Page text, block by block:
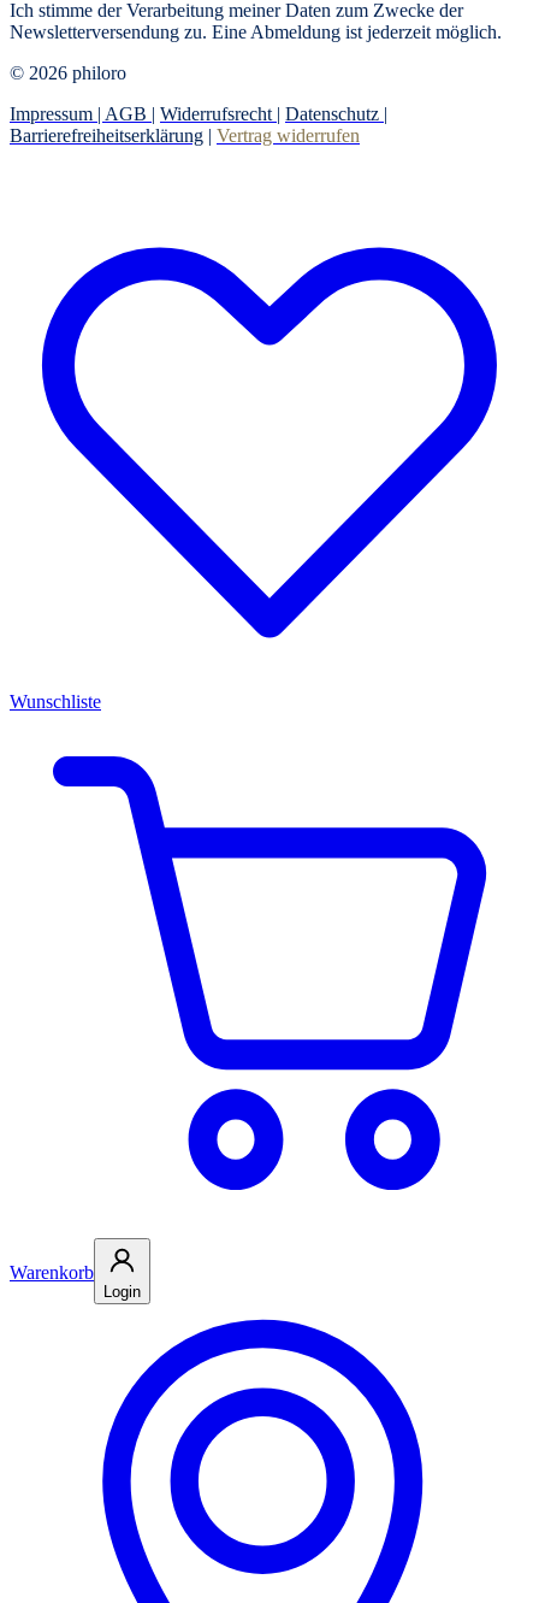
Ich stimme der Verarbeitung meiner Daten zum Zwecke der
Newsletterversendung zu. Eine Abmeldung ist jederzeit möglich.
© 2026 philoro
Impressum | AGB | Widerrufsrecht | Datenschutz |
Barrierefreiheitserklärung | Vertrag widerrufen
Wunschliste
Warenkorb
Login